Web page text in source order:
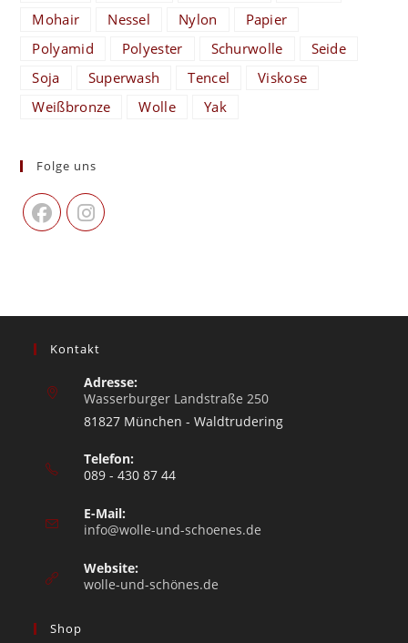
Mohair
Nessel Nylon
Papier
Polyamid
Polyester Schurwolle
Seide
Soja
Superwash Tencel
Viskose
Weißbronze
Wolle Yak
Folge uns
Kontakt
Adresse:
Wasserburger Landstraße 250
81827 München - Waldtrudering
Telefon:
089 - 430 87 44
E-Mail:
info@wolle-und-schoenes.de
Website:
wolle-und-schönes.de
Shop